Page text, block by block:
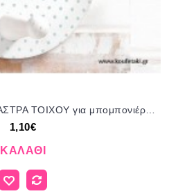
ΤΡΕΝΟ ΞΥΛΙΝΗ ΚΡΕΜΑΣΤΡΑ ΤΟΙΧΟΥ για μπομπονιέρες - δώρα πάρτυ - εορτών - γέννησης - γούρια - φτιάξτο μόνος σου ΠΑΡ-18Ε010/41054 1.10€!!!
1,10€
ΚΑΛΆΘΙ